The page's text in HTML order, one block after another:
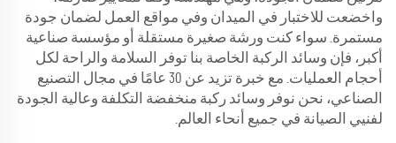
واخضعت للاختبار في الميدان وفي مواقع العمل لضمان جودة
مستمرة. سواء كنت ورشة صغيرة مستقلة أو مؤسسة صناعية
أكبر، فإن وسائد الركبة الخاصة بنا توفر السلامة والراحة لكل
أحجام العمليات. مع خبرة تزيد عن 30 عامًا في مجال التصنيع
الصناعي، نحن نوفر وسائد ركبة منخفضة التكلفة وعالية الجودة
لفنيي الصيانة في جميع أنحاء العالم.